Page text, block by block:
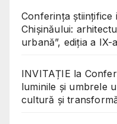
Conferinţa științifice
Chișinăului:
urbană”, ediția a IX-a
INVITAȚIE la
luminile și umbrele
cultură și